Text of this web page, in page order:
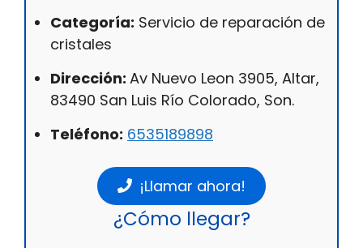
Categoría: Servicio de reparación de
cristales
Dirección: Av Nuevo Leon 3905, Altar,
83490 San Luis Río Colorado, Son.
Teléfono: 6535189898
¡Llamar ahora!
¿Cómo llegar?